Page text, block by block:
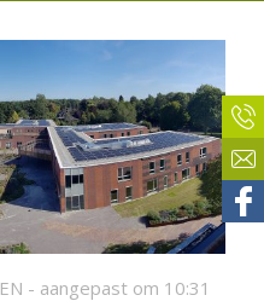
- aangepast om 10:31